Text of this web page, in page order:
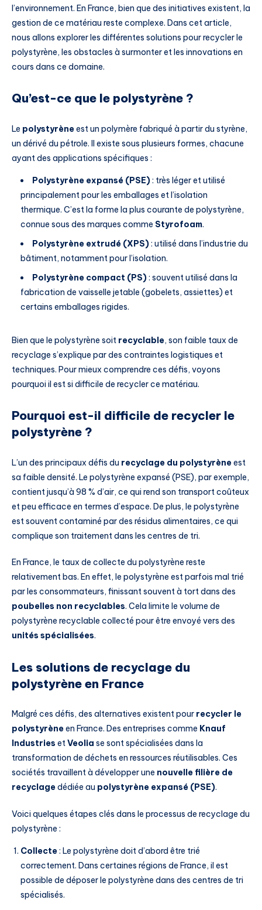
l’environnement. En France, bien que des initiatives existent, la
gestion de ce matériau reste complexe. Dans cet article,
nous allons explorer les différentes solutions pour recycler le
polystyrène, les obstacles à surmonter et les innovations en
cours dans ce domaine.
Qu’est-ce que le polystyrène ?
Le polystyrèneest un polymère fabriqué à partir du styrène,
un dérivé du pétrole. Il existe sous plusieurs formes, chacune
ayant des applications spécifiques :
Polystyrène expansé (PSE): très léger et utilisé
principalement pour les emballages et l’isolation
thermique. C’est la forme la plus courante de polystyrène,
connue sous des marques comme Styrofoam.
Polystyrène extrudé (XPS): utilisé dans l’industrie du
bâtiment, notamment pour l’isolation.
Polystyrène compact (PS): souvent utilisé dans la
fabrication de vaisselle jetable (gobelets, assiettes) et
certains emballages rigides.
Bien que le polystyrène soit recyclable, son faible taux de
recyclage s’explique par des contraintes logistiques et
techniques. Pour mieux comprendre ces défis, voyons
pourquoi il est si difficile de recycler ce matériau.
Pourquoi est-il difficile de recycler le
polystyrène ?
L’un des principaux défis du recyclage du polystyrèneest
sa faible densité. Le polystyrène expansé (PSE), par exemple,
contient jusqu’à 98 % d’air, ce qui rend son transport coûteux
et peu efficace en termes d’espace. De plus, le polystyrène
est souvent contaminé par des résidus alimentaires, ce qui
complique son traitement dans les centres de tri.
En France, le taux de collecte du polystyrène reste
relativement bas. En effet, le polystyrène est parfois mal trié
par les consommateurs, finissant souvent à tort dans des
poubelles non recyclables. Cela limite le volume de
polystyrène recyclable collecté pour être envoyé vers des
unités spécialisées.
Les solutions de recyclage du
polystyrène en France
Malgré ces défis, des alternatives existent pour recycler le
polystyrèneen France. Des entreprises comme Knauf
Industries etVeolia se sont spécialisées dans la
transformation de déchets en ressources réutilisables. Ces
sociétés travaillent à développer une nouvelle filière de
recyclagedédiée au polystyrène expansé (PSE).
Voici quelques étapes clés dans le processus de recyclage du
polystyrène :
Collecte: Le polystyrène doit d’abord être trié
correctement. Dans certaines régions de France, il est
possible de déposer le polystyrène dans des centres de tri
spécialisés.